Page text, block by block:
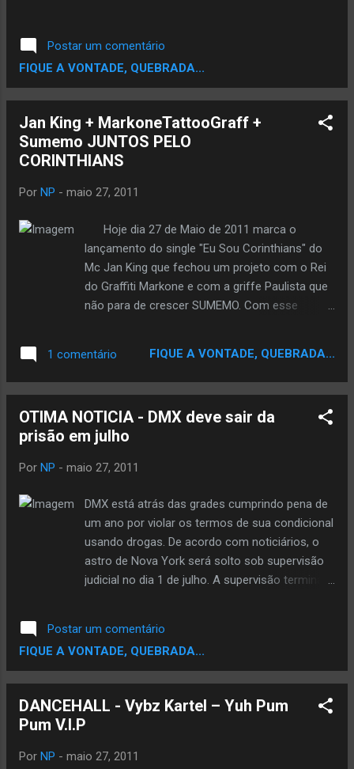
Postar um comentário
FIQUE A VONTADE, QUEBRADA...
Jan King + MarkoneTattooGraff +
Sumemo JUNTOS PELO
Por NP - maio 27, 2011
Hoje dia 27 de Maio de 2011 marca o
lançamento do single "Eu Sou Corinthians" do
Mc Jan King que fechou um projeto com o Rei
do Graffiti Markone e com a griffe Paulista que
não para de crescer SUMEMO. Com esse
números com essa mixtape voltada para o fiel
torcedor corintihano, o mc garante uma
os números que quer, a música já está
disponível no youtube e pode ser ouvida por
a data que a mixtape estará sendo vendida nas
http://www.youtube.com/watch?
v=lOC8Mx_pBco FAÇA AQUI O DOWNLOAD
www.4shared.com/audio/W5x5kSN5/1_-
_Eu_Sou_Corinthians_-_Jan_k.html?
1 comentário FIQUE A VONTADE, QUEBRADA...
OTIMA NOTICIA - DMX deve sair da
prisão em julho
Por NP - maio 27, 2011
DMX está atrás das grades cumprindo pena de
um ano por violar os termos de sua condicional
usando drogas. De acordo com noticiários, o
astro de Nova York será solto sob supervisão
judicial no dia 1 de julho. A supervisão terminará
terceira vez no dia 16 de dezembro, após ter se
declarado culpado de violar os termos de sua
condicional. Na ocasião, o juiz disse acreditar
não diagnosticada', e que o mesmo
rapper foi transferido então para a unidade de
Postar um comentário
FIQUE A VONTADE, QUEBRADA...
DANCEHALL - Vybz Kartel – Yuh Pum
Pum V.I.P
Por NP - maio 27, 2011